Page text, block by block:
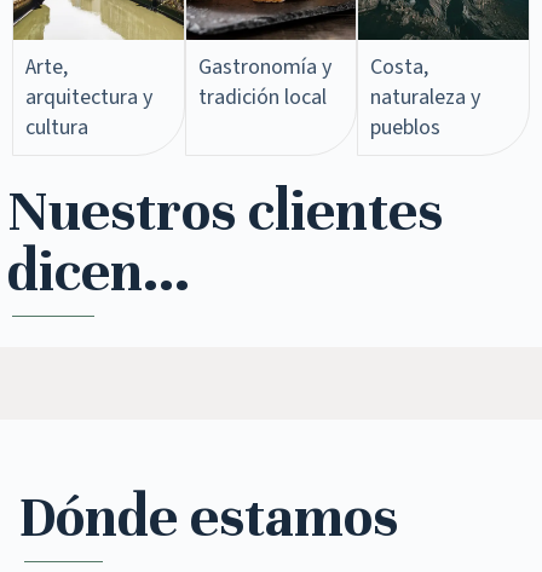
Arte,
arquitectura y
cultura
Gastronomía y
tradición local
Costa,
naturaleza y
pueblos
Nuestros clientes
dicen...
Dónde estamos